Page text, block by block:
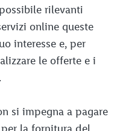
rilevanti
online queste
interesse e, per
le offerte e i
si impegna a pagare